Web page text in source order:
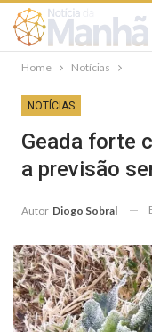
Home Notícias
NOTÍCIAS
Geada forte
a previsão
Autor Diogo Sobral